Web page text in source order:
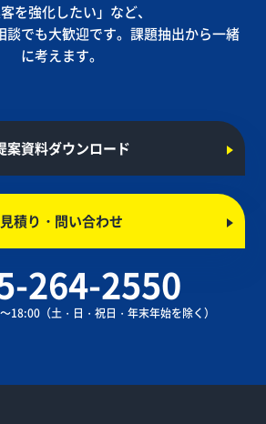
客を強化したい」など、
談でも大歓迎です。課題抽出から一緒
に考えます。
案資料ダウンロード
見積り・問い合わせ
264-2550
18:00（土・日・祝日・年末年始を除く）